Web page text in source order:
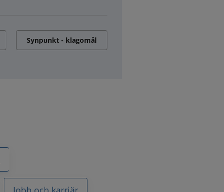
Synpunkt - klagomål